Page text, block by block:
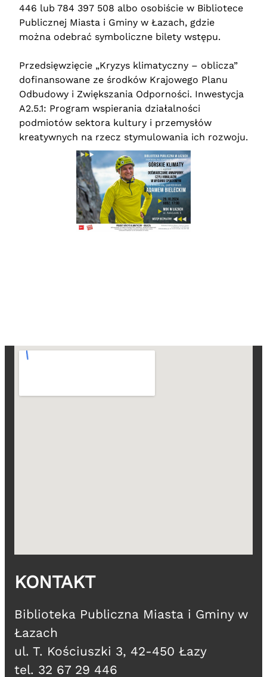
446 lub 784 397 508 albo osobiście w Bibliotece
Publicznej Miasta i Gminy w Łazach, gdzie
można odebrać symboliczne bilety wstępu.
Przedsięwzięcie „Kryzys klimatyczny – oblicza”
dofinansowane ze środków Krajowego Planu
Odbudowy i Zwiększania Odporności. Inwestycja
A2.5.1: Program wspierania działalności
podmiotów sektora kultury i przemysłów
kreatywnych na rzecz stymulowania ich rozwoju.
KONTAKT
​Biblioteka Publiczna Miasta i Gminy w
Łazach
ul. T. Kościuszki 3, 42-450 Łazy
tel. 32 67 29 446